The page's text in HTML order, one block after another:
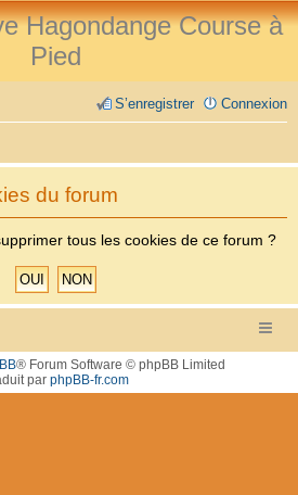
Hagondange Course à
Pied
Connexion
S’enregistrer
du forum
tous les cookies de ce forum ?
® Forum Software © phpBB Limited
par phpBB-fr.com